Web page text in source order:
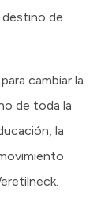
de
cambiar la
de toda la
la